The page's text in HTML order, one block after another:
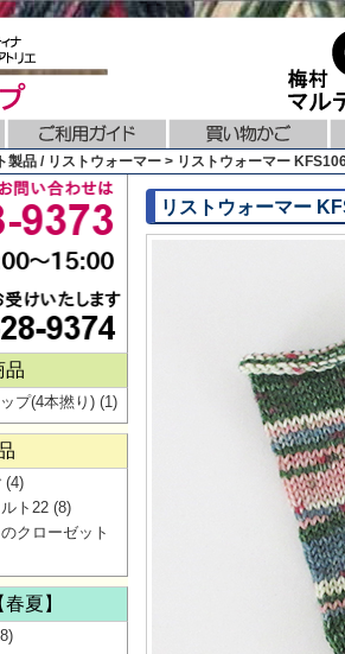
製品 / リストウォーマー > リストウォーマー
リストウォーマー
品
プ(4本撚り) (1)
(4)
ト22 (8)
クローゼット
夏】